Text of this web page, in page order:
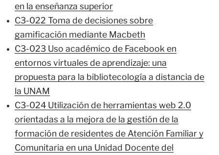
en la enseñanza superior
C3-022 Toma de decisiones sobre
gamificación mediante Macbeth
C3-023 Uso académico de Facebook en
entornos virtuales de aprendizaje: una
propuesta para la bibliotecología a distancia de
la UNAM
C3-024 Utilización de herramientas web 2.0
orientadas a la mejora de la gestión de la
formación de residentes de Atención Familiar y
Comunitaria en una Unidad Docente del